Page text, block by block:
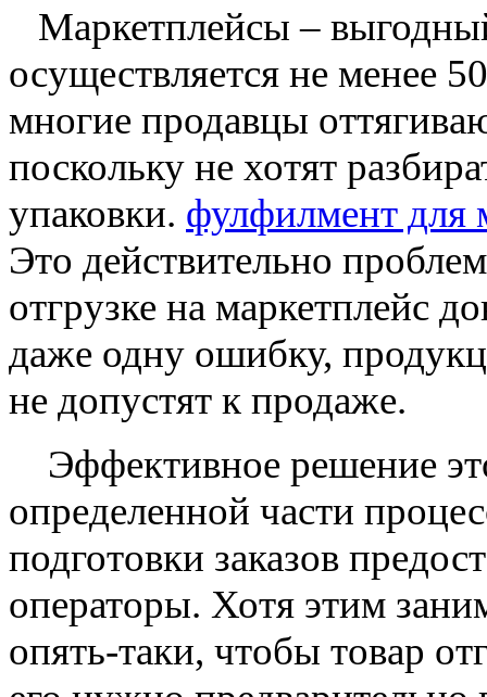
Маркетплейсы –
осуществляется не менее
многие продавцы
поскольку не хотят
упаковки. фулфилмент для
Это действительно
отгрузке на маркетплейс
даже одну ошибку,
не допустят к продаже.
Эффективное решение
определенной части
подготовки заказов
операторы. Хотя этим
опять-таки, чтобы товар